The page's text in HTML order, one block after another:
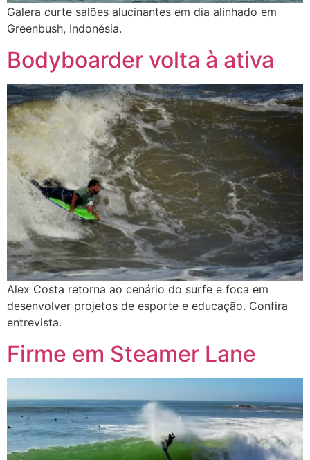
Galera curte salões alucinantes em dia alinhado em
Greenbush, Indonésia.
Bodyboarder volta à ativa
Alex Costa retorna ao cenário do surfe e foca em
desenvolver projetos de esporte e educação. Confira
entrevista.
Firme em Steamer Lane